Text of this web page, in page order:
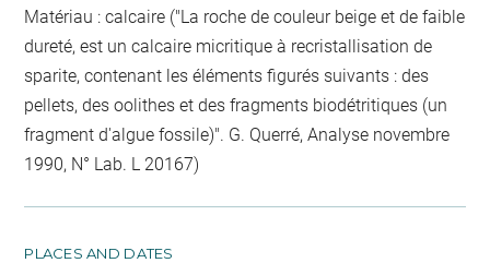
Matériau : calcaire ("La roche de couleur beige et de faible
dureté, est un calcaire micritique à recristallisation de
sparite, contenant les éléments figurés suivants : des
pellets, des oolithes et des fragments biodétritiques (un
fragment d'algue fossile)". G. Querré, Analyse novembre
1990, N° Lab. L 20167)
PLACES AND DATES